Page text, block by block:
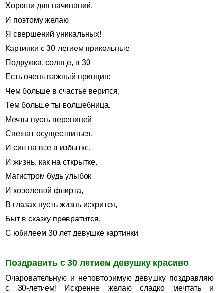
Хороши для начинаний,
И поэтому желаю
Я свершений уникальных!
Картинки с 30-летием прикольные
Подружка, солнце, в 30
Есть очень важный принцип:
Чем больше в счастье верится,
Тем больше ты волшебница.
Мечты пусть вереницей
Спешат осуществиться.
И сил на все в избытке,
И жизнь, как на открытке.
Магистром будь улыбок
И королевой флирта,
В глазах пусть жизнь искрится,
Быт в сказку превратится.
С юбилеем 30 лет девушке картинки
Поздравить с 30 летием девушку красиво
Очаровательную и неповторимую девушку поздравляю
с 30-летием! Искренне желаю сладко мечтать и